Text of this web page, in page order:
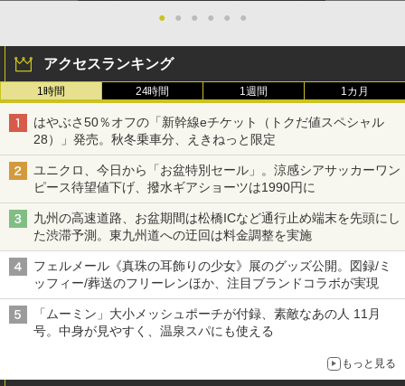
● ● ● ● ● ●
アクセスランキング
1時間 24時間 1週間 1カ月
はやぶさ50％オフの「新幹線eチケット（トクだ値スペシャル
28）」発売。秋冬乗車分、えきねっと限定
ユニクロ、今日から「お盆特別セール」。涼感シアサッカーワン
ピース待望値下げ、撥水ギアショーツは1990円に
九州の高速道路、お盆期間は松橋ICなど通行止め端末を先頭にし
た渋滞予測。東九州道への迂回は料金調整を実施
フェルメール《真珠の耳飾りの少女》展のグッズ公開。図録/ミ
ッフィー/葬送のフリーレンほか、注目ブランドコラボが実現
「ムーミン」大小メッシュポーチが付録、素敵なあの人 11月
号。中身が見やすく、温泉スパにも使える
もっと見る